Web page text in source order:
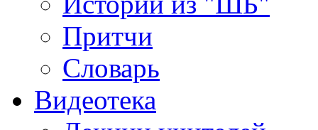
Притчи
Словарь
Видеотека